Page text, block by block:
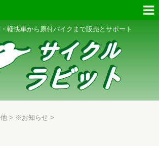
軽快車から原付バイクまで販売とサポート
> ※お知らせ >